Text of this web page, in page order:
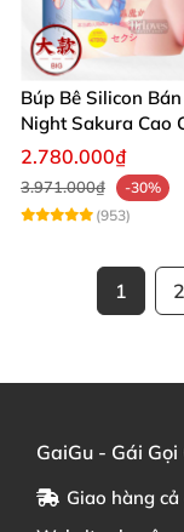
Búp Bê Silicon
Night Sakura Cao
Rung Đa Chức Năng
2.780.000₫
3.971.000₫
-30%
(953)
1 2
GaiGu - Gái Gọi
Giao hàng